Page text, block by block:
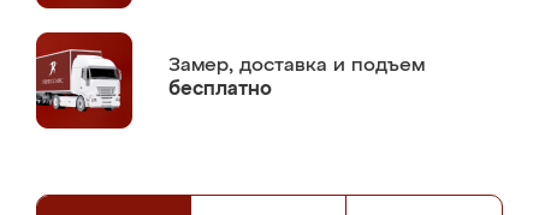
Замер, доставка и подъем
бесплатно